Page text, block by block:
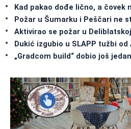
Kad pakao dođe lično, a čovek
Požar u Šumarku i Peščari ne
Aktivirao se požar u
Dukić izgubio u SLAPP tužbi
„Gradcom build“ dobio još